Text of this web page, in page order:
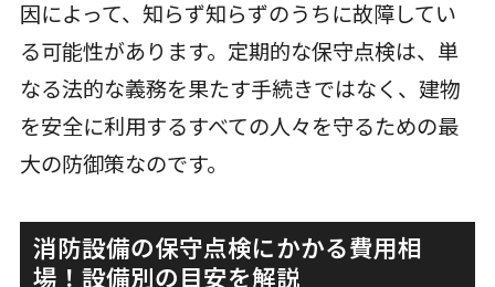
因によって、知らず知らずのうちに故障してい
る可能性があります。定期的な保守点検は、単
なる法的な義務を果たす手続きではなく、建物
を安全に利用するすべての人々を守るための最
大の防御策なのです。
消防設備の保守点検にかかる費用相
場！設備別の目安を解説